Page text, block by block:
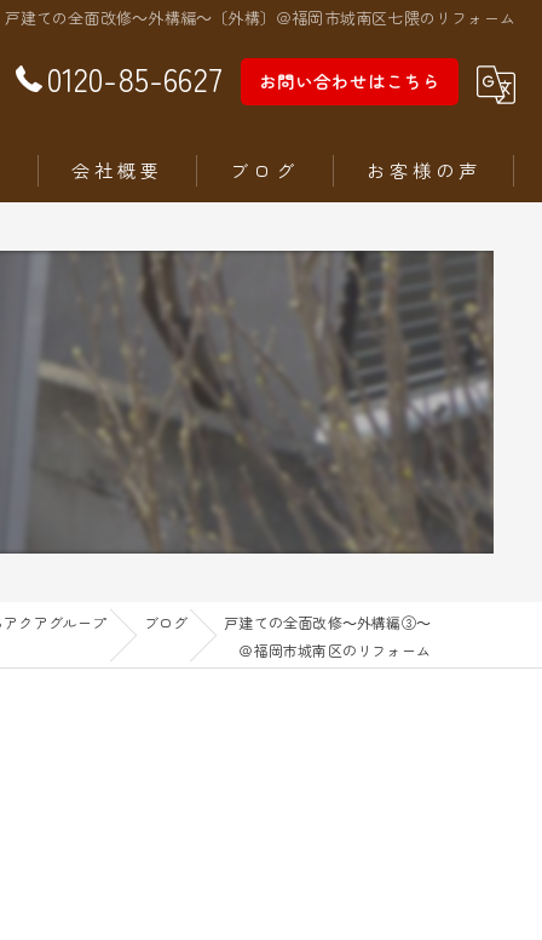
戸建ての全面改修～外構編～〔外構〕＠福岡市城南区七隈のリフォーム
0120-85-6627 お問い合わせはこちら
会社概要 ブログ お客様の声
クアグループ ブログ
戸建ての全面改修～外構編③～
＠福岡市城南区のリフォーム